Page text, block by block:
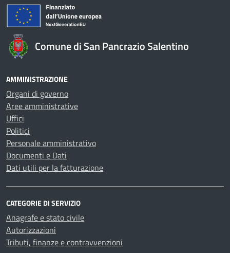
Comune di San Pancrazio Salentino
AMMINISTRAZIONE
Organi di governo
Aree amministrative
Uffici
Politici
Personale amministrativo
Documenti e Dati
Dati utili per la fatturazione
CATEGORIE DI SERVIZIO
Anagrafe e stato civile
Autorizzazioni
Tributi, finanze e contravvenzioni